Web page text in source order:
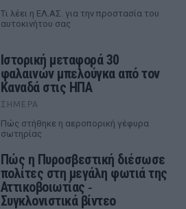
Tι λέει η ΕΛ.ΑΣ. για την προστασία του
αυτοκινήτου σας
Ιστορική μεταφορά 30
φαλαινών μπελούγκα από τον
Καναδά στις ΗΠΑ
ΣΉΜΕΡΑ
Πώς στήθηκε η αεροπορική γέφυρα
σωτηρίας
Πώς η Πυροσβεστική διέσωσε
πολίτες στη μεγάλη φωτιά της
Αττικοβοιωτίας ‑
Συγκλονιστικά βίντεο